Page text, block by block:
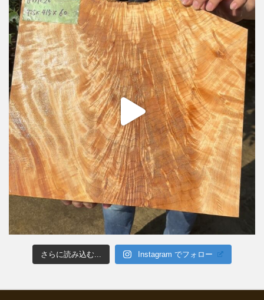
さらに読み込む... Instagram でフォロー